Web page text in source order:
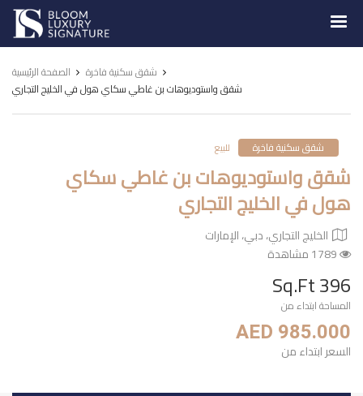
Luxury
Signature
الصفحة الرئيسية
شقق سكنية فاخرة
شقق واستوديوهات بن غاطي سكاي هول في الخليج التجاري
شقق سكنية فاخرة للبيع
شقق واستوديوهات بن غاطي سكاي
هول في الخليج التجاري
الخليج التجاري، دبي، الإمارات
396 Sq.Ft
المساحة ابتداء من
AED 985.000
السعر ابتداء من